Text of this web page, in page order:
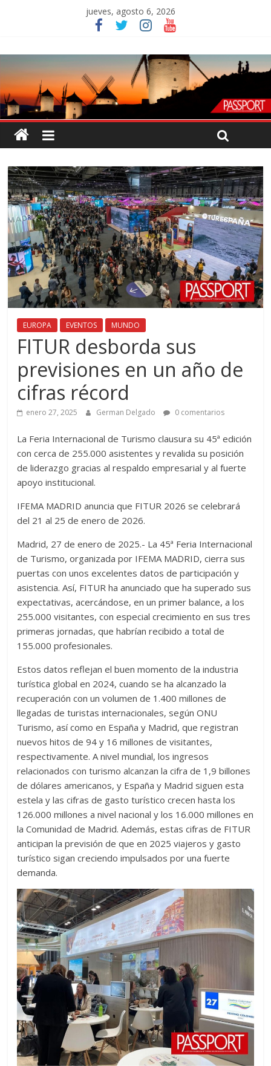
jueves, agosto 6, 2026
EUROPA EVENTOS MUNDO
FITUR desborda sus
previsiones en un año de
cifras récord
enero 27, 2025 German Delgado 0 comentarios
La Feria Internacional de Turismo clausura su 45ª edición
con cerca de 255.000 asistentes y revalida su posición
de liderazgo gracias al respaldo empresarial y al fuerte
apoyo institucional.
IFEMA MADRID anuncia que FITUR 2026 se celebrará
del 21 al 25 de enero de 2026.
Madrid, 27 de enero de 2025.- La 45ª Feria Internacional
de Turismo, organizada por IFEMA MADRID, cierra sus
puertas con unos excelentes datos de participación y
asistencia. Así, FITUR ha anunciado que ha superado sus
expectativas, acercándose, en un primer balance, a los
255.000 visitantes, con especial crecimiento en sus tres
primeras jornadas, que habrían recibido a total de
155.000 profesionales.
Estos datos reflejan el buen momento de la industria
turística global en 2024, cuando se ha alcanzado la
recuperación con un volumen de 1.400 millones de
llegadas de turistas internacionales, según ONU
Turismo, así como en España y Madrid, que registran
nuevos hitos de 94 y 16 millones de visitantes,
respectivamente. A nivel mundial, los ingresos
relacionados con turismo alcanzan la cifra de 1,9 billones
de dólares americanos, y España y Madrid siguen esta
estela y las cifras de gasto turístico crecen hasta los
126.000 millones a nivel nacional y los 16.000 millones en
la Comunidad de Madrid. Además, estas cifras de FITUR
anticipan la previsión de que en 2025 viajeros y gasto
turístico sigan creciendo impulsados por una fuerte
demanda.